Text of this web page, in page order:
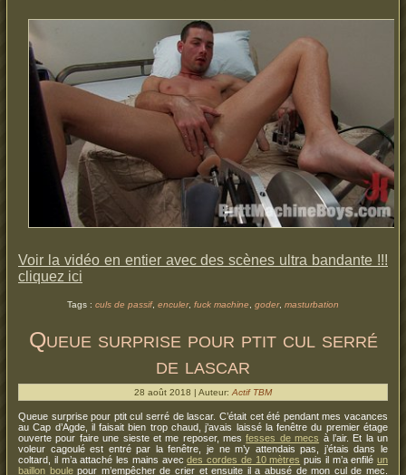
Voir la vidéo en entier avec des scènes ultra bandante !!!
cliquez ici
Tags : culs de passif, enculer, fuck machine goder, masturbation
Queue surprise pour ptit cul serré
de lascar
28 août 2018 | Auteur: Actif TBM
Queue surprise pour ptit cul serré de lascar. C’était cet été pendant mes vacances
au Cap d’Agde, il faisait bien trop chaud, j’avais laissé la fenêtre du premier étage
ouverte pour faire une sieste et me reposer, mesfesses de mecs à l’air. Et la un
voleur cagoulé est entré par la fenêtre, je ne m’y attendais pas, j’étais dans le
coltard, il m’a attaché les mains avecdes cordes de 10 mètres puis il m’a enfilé un
baillon boulepour m’empêcher de crier et ensuite il a abusé de mon cul de mec.